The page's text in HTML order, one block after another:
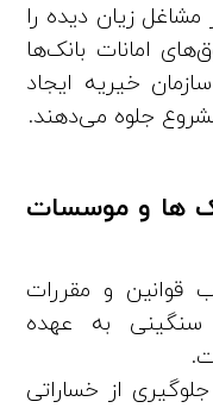
زیان دیده را
امانات بانک‌ها
خیریه ایجاد
جلوه می‌دهند.
ها و موسسات
قوانین و مقررات
سنگینی به عهده
از خساراتی